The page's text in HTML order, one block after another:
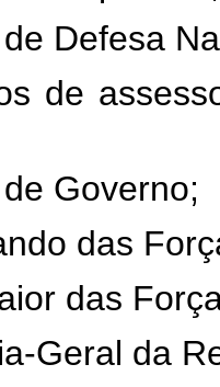
Defesa
de
Governo;
das
das
Geral da